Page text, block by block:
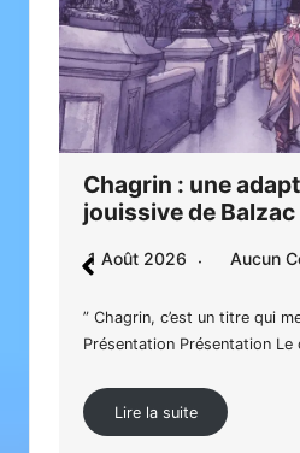
Chagrin : une
jouissive de Balzac
1 Août 2026 Aucun
” Chagrin, c’est un titre qui
Présentation Présentation
Lire la suite